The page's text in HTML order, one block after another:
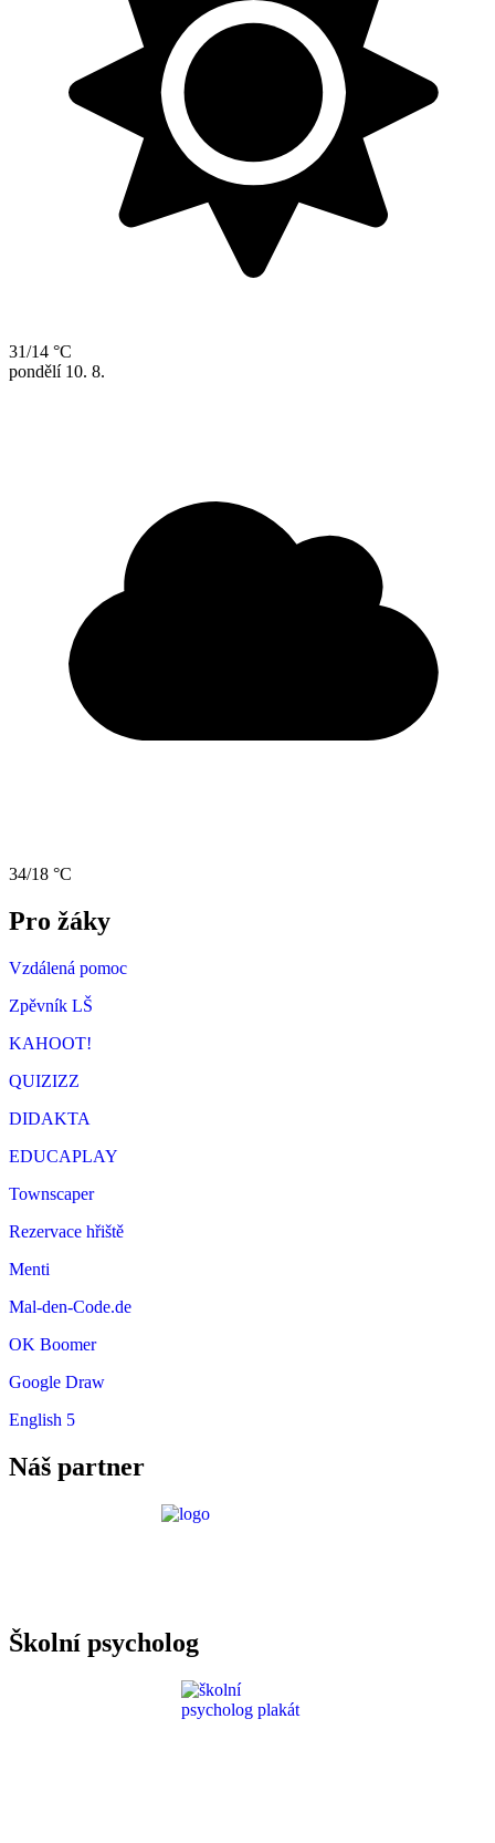
31/14 °C
pondělí 10. 8.
34/18 °C
Pro žáky
Vzdálená pomoc
Zpěvník LŠ
KAHOOT!
QUIZIZZ
DIDAKTA
EDUCAPLAY
Townscaper
Rezervace hřiště
Menti
Mal-den-Code.de
OK Boomer
Google Draw
English 5
Náš partner
Školní psycholog